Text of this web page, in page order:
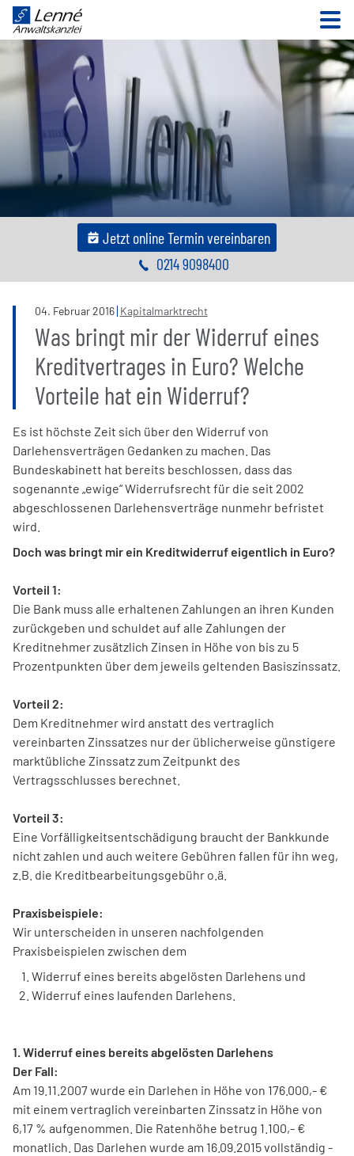
Jetzt online Termin vereinbaren
0214 9098400
04. Februar2016 Kapitalmarktrecht
Was bringt mir der Widerruf eines
Kreditvertrages in Euro? Welche
Vorteile hat ein Widerruf?
Es ist höchste Zeit sich über den Widerruf von
Darlehensverträgen Gedanken zu machen. Das
Bundeskabinett hat bereits beschlossen, dass das
sogenannte „ewige“ Widerrufsrecht für die seit 2002
abgeschlossenen Darlehensverträge nunmehr befristet
wird.
Doch was bringt mir ein Kreditwiderruf eigentlich in Euro?
Vorteil 1:
Die Bank muss alle erhaltenen Zahlungen an ihren Kunden
zurückgeben und schuldet auf alle Zahlungen der
Kreditnehmer zusätzlich Zinsen in Höhe von bis zu 5
Prozentpunkten über dem jeweils geltenden Basiszinssatz.
Vorteil 2:
Dem Kreditnehmer wird anstatt des vertraglich
vereinbarten Zinssatzes nur der üblicherweise günstigere
marktübliche Zinssatz zum Zeitpunkt des
Vertragsschlusses berechnet.
Vorteil 3:
Eine Vorfälligkeitsentschädigung braucht der Bankkunde
nicht zahlen und auch weitere Gebühren fallen für ihn weg,
z.B. die Kreditbearbeitungsgebühr o.ä.
Praxisbeispiele:
Wir unterscheiden in unseren nachfolgenden
Praxisbeispielen zwischen dem
Widerruf eines bereits abgelösten Darlehens und
Widerruf eines laufenden Darlehens.
1. Widerruf eines bereits abgelösten Darlehens
Der Fall:
Am 19.11.2007 wurde ein Darlehen in Höhe von 176.000,- €
mit einem vertraglich vereinbarten Zinssatz in Höhe von
6,17 % aufgenommen. Die Ratenhöhe betrug 1.100,- €
monatlich. Das Darlehen wurde am 16.09.2015 vollständig -